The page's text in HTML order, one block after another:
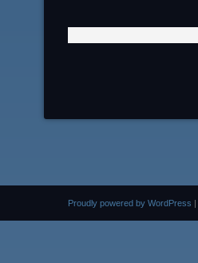
Proudly powered by WordPress |